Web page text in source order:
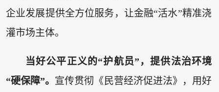
企业发展提供全方位服务，让金融“活水”精准浇
灌市场主体。
当好公平正义的“护航员”，提供法治环境
“硬保障”。 宣传贯彻《民营经济促进法》，用好